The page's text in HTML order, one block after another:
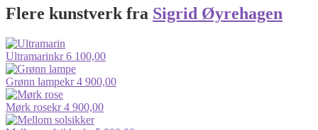
Flere kunstverk fra Sigrid Øyrehagen
Ultramarinkr6 100,00
Grønn lampekr4 900,00
Mørk rosekr4 900,00